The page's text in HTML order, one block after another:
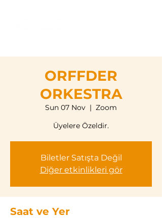
ORFFDER
ORKESTRA
Sun 07 Nov
  |
Zoom
Üyelere Özeldir.
Biletler Satışta Değil
Diğer etkinlikleri gör
Saat ve Yer